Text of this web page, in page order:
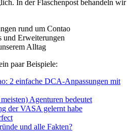
In der Flaschenpost behandeln wir
rund um Contao
und Erweiterungen
Alltag
paar Beispiele:
2 einfache DCA-Anpassungen mit
Agenturen bedeutet
der VASA gelernt habe
und alle Fakten?